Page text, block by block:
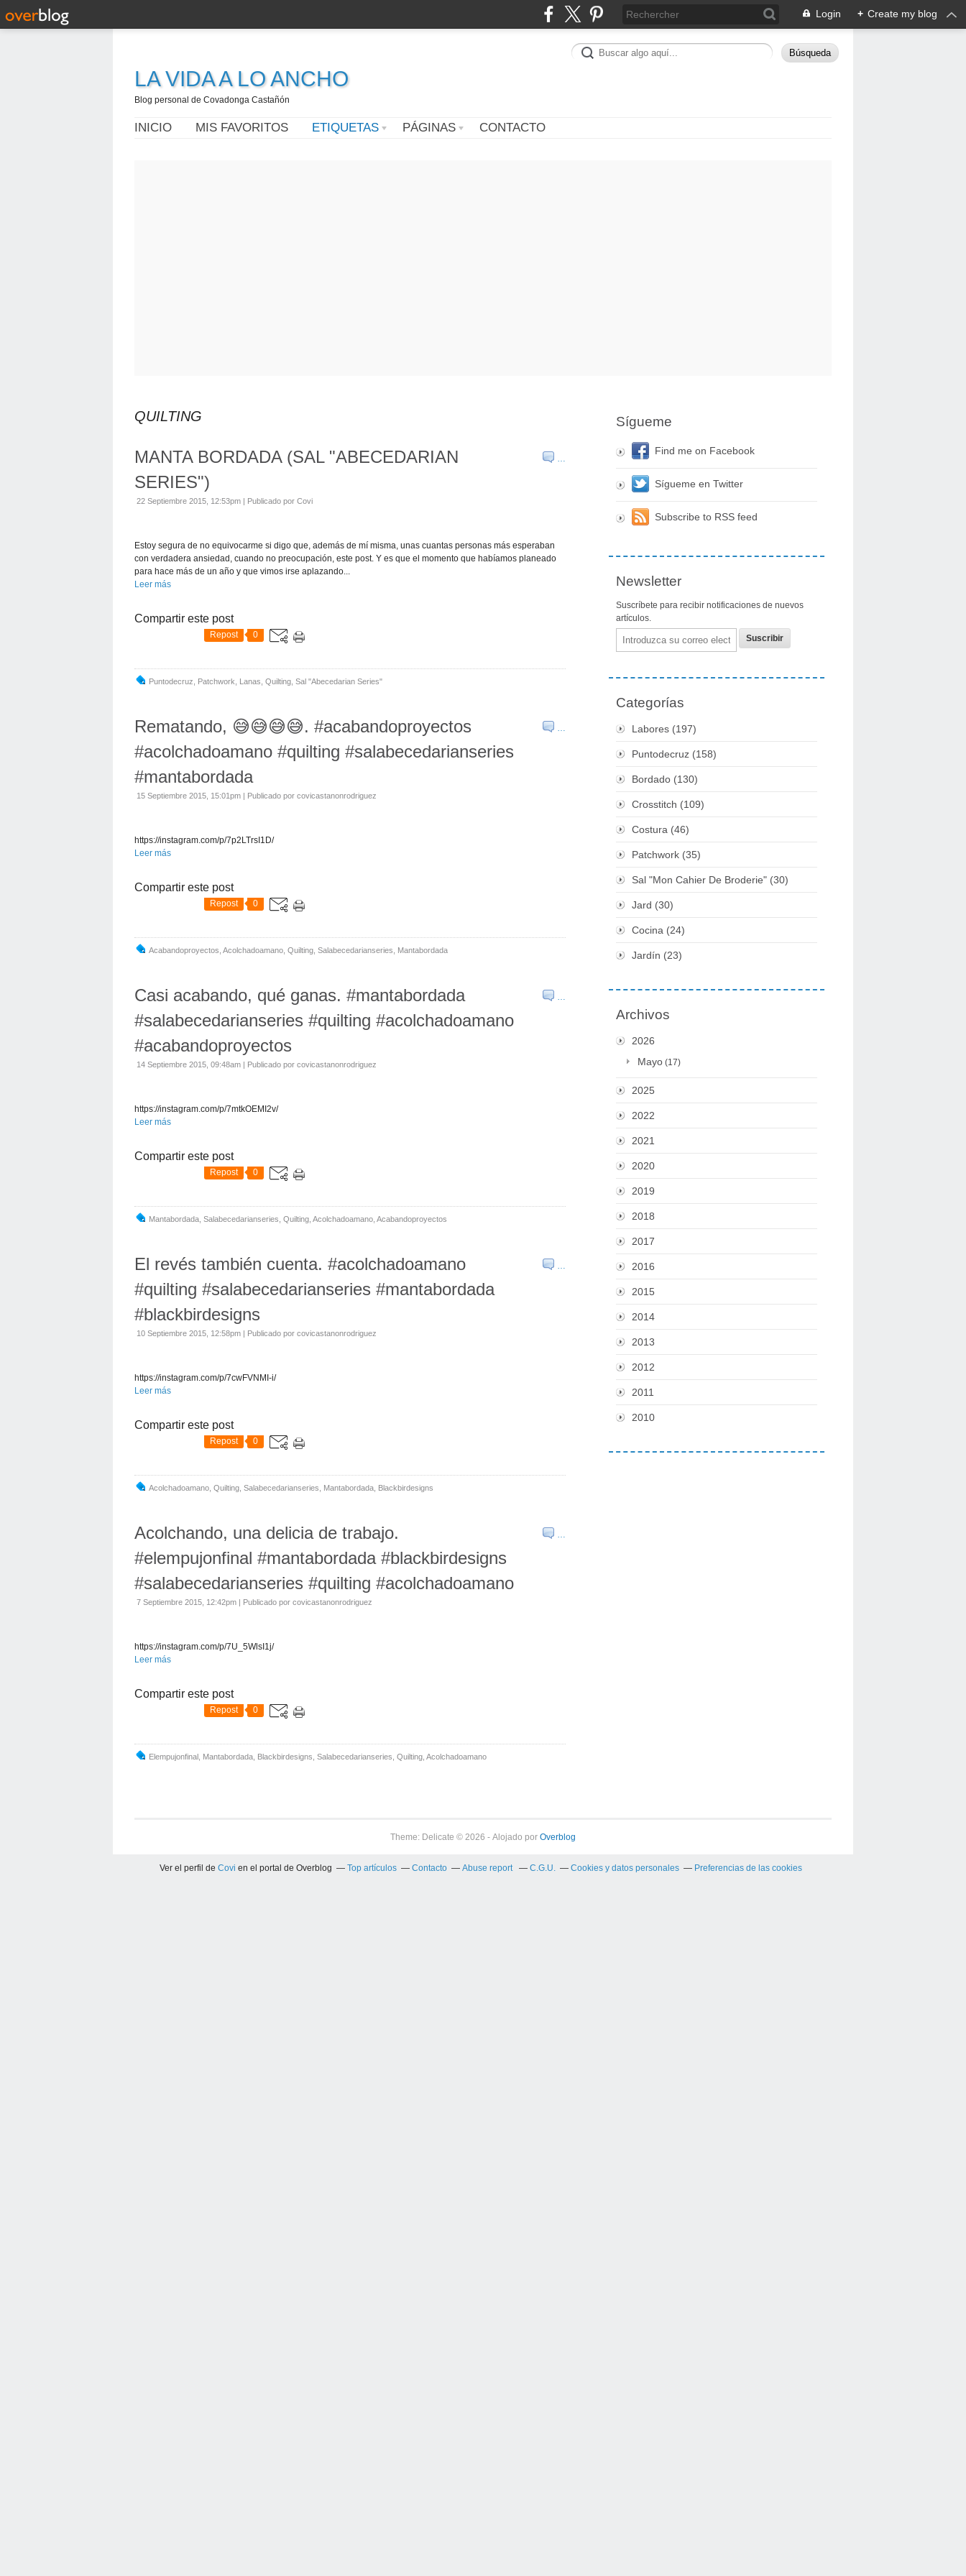
Login + Create my blog
LA VIDA A LO ANCHO
Blog personal de Covadonga Castañón
INICIO MIS FAVORITOS ETIQUETAS PÁGINAS CONTACTO
QUILTING
…
MANTA BORDADA (SAL "ABECEDARIAN
SERIES")
22 Septiembre 2015, 12:53pm | Publicado por Covi
Estoy segura de no equivocarme si digo que, además de mí misma, unas cuantas personas más esperaban
con verdadera ansiedad, cuando no preocupación, este post. Y es que el momento que habíamos planeado
para hace más de un año y que vimos irse aplazando...
Leer más
Compartir este post
Repost 0
Puntodecruz Patchwork Lanas Quilting Sal "abecedarian Series"
…
Rematando, 😅😅😅😅. #acabandoproyectos
#acolchadoamano #quilting #salabecedarianseries
#mantabordada
15 Septiembre 2015, 15:01pm | Publicado por covicastanonrodriguez
https://instagram.com/p/7p2LTrsI1D/
Leer más
Compartir este post
Repost 0
Acabandoproyectos Acolchadoamano Quilting Salabecedarianseries Mantabordada
…
Casi acabando, qué ganas. #mantabordada
#salabecedarianseries #quilting #acolchadoamano
#acabandoproyectos
14 Septiembre 2015, 09:48am | Publicado por covicastanonrodriguez
https://instagram.com/p/7mtkOEMI2v/
Leer más
Compartir este post
Repost 0
Mantabordada Salabecedarianseries Quilting Acolchadoamano Acabandoproyectos
…
El revés también cuenta. #acolchadoamano
#quilting #salabecedarianseries #mantabordada
#blackbirdesigns
10 Septiembre 2015, 12:58pm | Publicado por covicastanonrodriguez
https://instagram.com/p/7cwFVNMI-i/
Leer más
Compartir este post
Repost 0
Acolchadoamano Quilting Salabecedarianseries Mantabordada Blackbirdesigns
…
Acolchando, una delicia de trabajo.
#elempujonfinal #mantabordada #blackbirdesigns
#salabecedarianseries #quilting #acolchadoamano
7 Septiembre 2015, 12:42pm | Publicado por covicastanonrodriguez
https://instagram.com/p/7U_5WlsI1j/
Leer más
Compartir este post
Repost 0
Elempujonfinal Mantabordada Blackbirdesigns Salabecedarianseries Quilting Acolchadoamano
Sígueme
Find me on Facebook
Sígueme en Twitter
Subscribe to RSS feed
Newsletter
Suscríbete para recibir notificaciones de nuevos
artículos.
Email
Categorías
Labores (197)
Puntodecruz (158)
Bordado (130)
Crosstitch (109)
Costura (46)
Patchwork (35)
Sal "mon Cahier De Broderie" (30)
Jard (30)
Cocina (24)
Jardín (23)
Archivos
2026
Mayo (17)
2025
2022
2021
2020
2019
2018
2017
2016
2015
2014
2013
2012
2011
2010
Theme: Delicate © 2026 - Alojado por Overblog
Ver el perfil de Covi en el portal de Overblog Top artículos Contacto Abuse report C.G.U. Cookies y datos personales Preferencias de las cookies